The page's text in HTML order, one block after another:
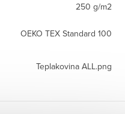
250 g/m2
OEKO TEX Standard 100
Teplakovina ALL.png